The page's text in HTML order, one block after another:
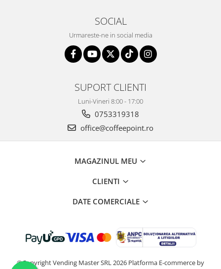
SOCIAL
Urmareste-ne in social media
SUPORT CLIENTI
Luni-Vineri 8:00 - 17:00
0753319318
office@coffeepoint.ro
MAGAZINUL MEU
CLIENTI
DATE COMERCIALE
©Copyright Vending Master SRL 2026 Platforma E-commerce by